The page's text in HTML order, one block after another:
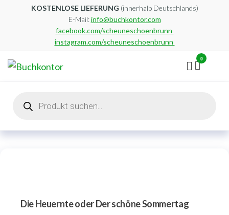
KOSTENLOSE LIEFERUNG (innerhalb Deutschlands)
E-Mail:info@buchkontor.com
facebook.com/scheuneschoenbrunn
instagram.com/scheuneschoenbrunn
0
search
Die Heuernte oder Der schöne Sommertag